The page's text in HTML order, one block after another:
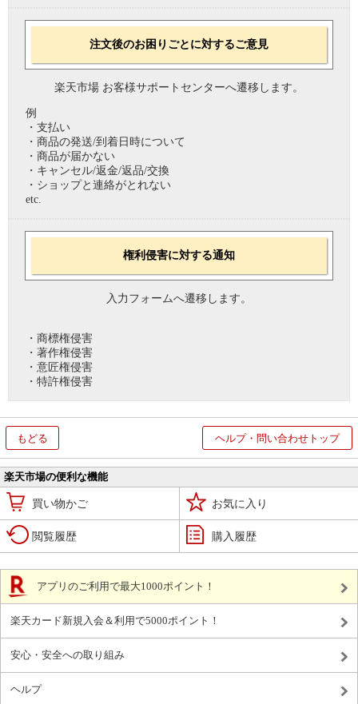
注文後のお困りごとに対するご意見
楽天市場 お客様サポートセンターへ遷移します。
例
・支払い
・商品の発送/到着日時について
・商品が届かない
・キャンセル/返金/返品/交換
・ショップと連絡がとれない
etc.
権利侵害に対する通知
入力フォームへ遷移します。
・商標権侵害
・著作権侵害
・意匠権侵害
・特許権侵害
もどる ヘルプ・問い合わせトップ
楽天市場の便利な機能
買い物かご お気に入り
閲覧履歴 購入履歴
アプリのご利用で最大1000ポイント！
楽天カード新規入会＆利用で5000ポイント！
安心・安全への取り組み
ヘルプ